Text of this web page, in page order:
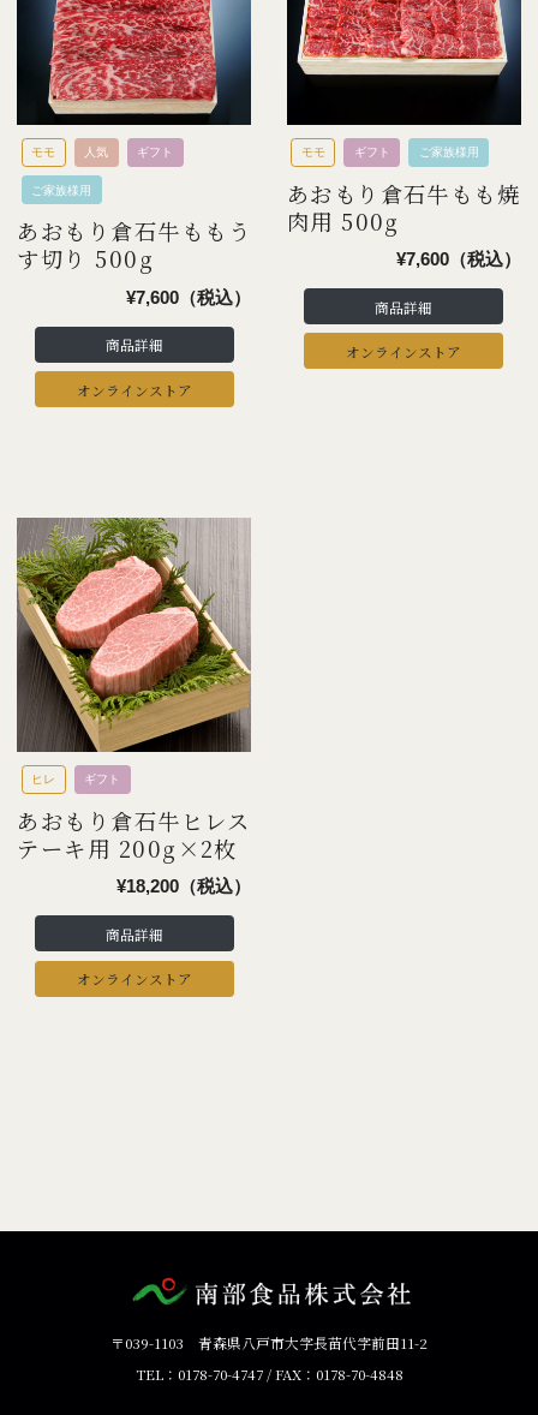
モモ 人気 ギフト
ご家族様用
あおもり倉石牛ももう
す切り 500g
¥7,600（税込）
商品詳細
オンラインストア
モモ ギフト ご家族様用
あおもり倉石牛もも焼
肉用 500g
¥7,600（税込）
商品詳細
オンラインストア
ヒレ ギフト
あおもり倉石牛ヒレス
テーキ用 200g×2枚
¥18,200（税込）
商品詳細
オンラインストア
〒039-1103 青森県八戸市大字長苗代字前田11-2
TEL：0178-70-4747 / FAX：0178-70-4848